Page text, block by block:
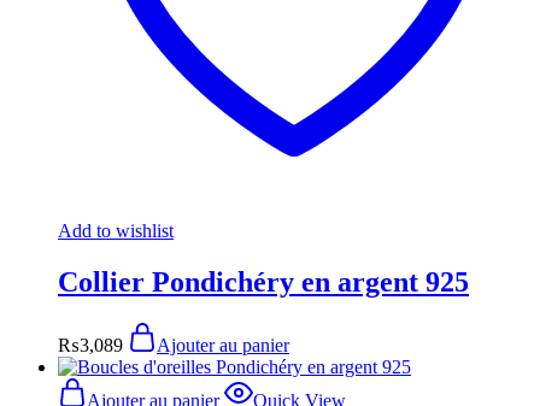
Add to wishlist
Collier Pondichéry en argent 925
₨3,089 Ajouter au panier
Ajouter au panier Quick View